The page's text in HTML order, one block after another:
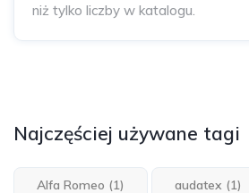
niż tylko liczby w katalogu.
Najczęściej używane tagi
Alfa Romeo (1) audatex (1)